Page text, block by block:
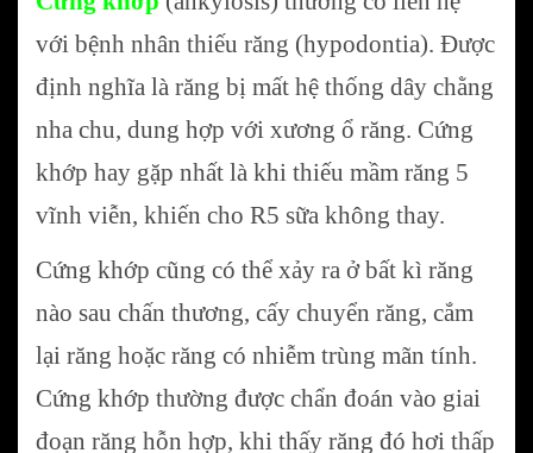
với bệnh nhân thiếu răng (hypodontia). Được
định nghĩa là răng bị mất hệ thống dây chằng
nha chu, dung hợp với xương ổ răng. Cứng
khớp hay gặp nhất là khi thiếu mầm răng 5
vĩnh viễn, khiến cho R5 sữa không thay.
Cứng khớp cũng có thể xảy ra ở bất kì răng
nào sau chấn thương, cấy chuyển răng, cắm
lại răng hoặc răng có nhiễm trùng mãn tính.
Cứng khớp thường được chẩn đoán vào giai
đoạn răng hỗn hợp, khi thấy răng đó hơi thấp